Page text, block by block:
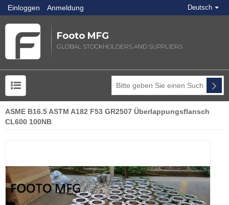
Einloggen Anmeldung Deutsch
Footo MFG
GLOBAL STOCKHOLDERS AND SUPPLIERS
ASME B16.5 ASTM A182 F53 GR2507 Überlappungsflansch
CL600 100NB